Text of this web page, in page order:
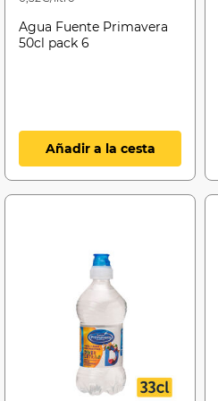
Agua Fuente Primavera
50cl pack 6
Añadir a la cesta